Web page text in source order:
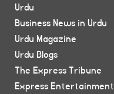
Urdu
Business News in Urdu
Urdu Magazine
Urdu Blogs
The Express Tribune
Express Entertainment